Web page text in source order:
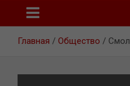
Главная Общество